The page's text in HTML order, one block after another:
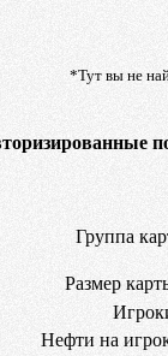
*Тут вы не
Группа
Размер
Нефти на